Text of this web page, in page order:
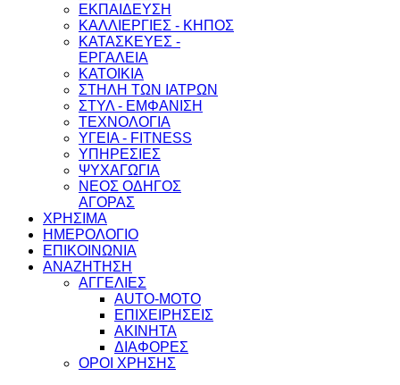
ΕΚΠΑΙΔΕΥΣΗ
ΚΑΛΛΙΕΡΓΙΕΣ - ΚΗΠΟΣ
ΚΑΤΑΣΚΕΥΕΣ -
ΕΡΓΑΛΕΙΑ
ΚΑΤΟΙΚΙΑ
ΣΤΗΛΗ ΤΩΝ ΙΑΤΡΩΝ
ΣΤΥΛ - ΕΜΦΑΝΙΣΗ
ΤΕΧΝΟΛΟΓΙΑ
ΥΓΕΙΑ - FITNESS
ΥΠΗΡΕΣΙΕΣ
ΨΥΧΑΓΩΓΙΑ
ΝΕΟΣ ΟΔΗΓΟΣ
ΑΓΟΡΑΣ
ΧΡΗΣΙΜΑ
ΗΜΕΡΟΛΟΓΙΟ
ΕΠΙΚΟΙΝΩΝΙΑ
ΑΝΑΖΗΤΗΣΗ
ΑΓΓΕΛΙΕΣ
AUTO-MOTO
ΕΠΙΧΕΙΡΗΣΕΙΣ
ΑΚΙΝΗΤΑ
ΔΙΑΦΟΡΕΣ
ΟΡΟΙ ΧΡΗΣΗΣ